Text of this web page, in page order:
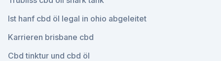
Ist hanf cbd öl legal in ohio abgeleitet
Karrieren brisbane cbd
Cbd tinktur und cbd öl